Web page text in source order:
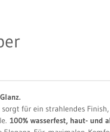
sorgt für ein strahlendes
100% wasserfest, haut- und